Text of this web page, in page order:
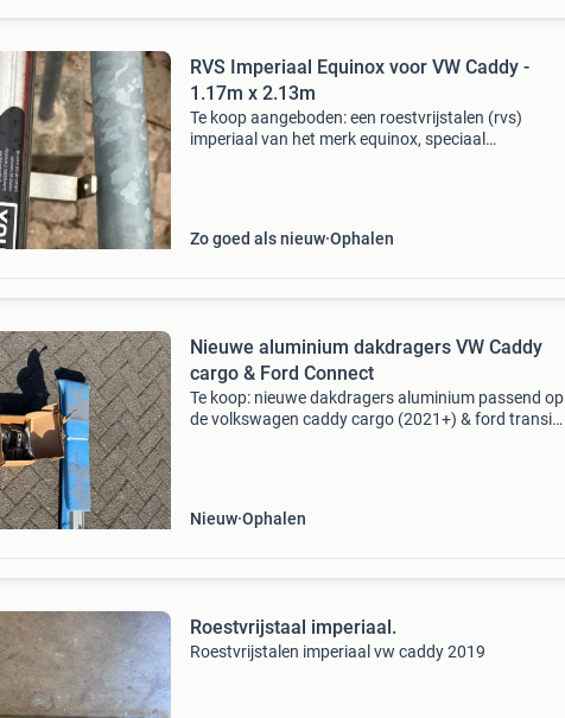
RVS Imperiaal Equinox voor VW Caddy -
1.17m x 2.13m
Te koop aangeboden: een roestvrijstalen (rvs)
imperiaal van het merk equinox, speciaal
Zo goed als nieuw Ophalen
Nieuwe aluminium dakdragers VW Caddy
cargo & Ford Connect
Te koop: nieuwe dakdragers aluminium passend op
de volkswagen caddy cargo (2021+) & ford transit
Nieuw Ophalen
Roestvrijstaal imperiaal.
Roestvrijstalen imperiaal vw caddy 2019